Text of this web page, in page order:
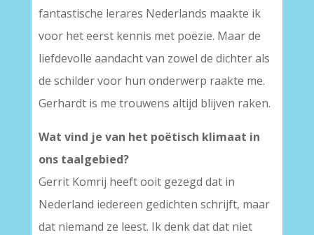
fantastische lerares Nederlands maakte ik
voor het eerst kennis met poëzie. Maar de
liefdevolle aandacht van zowel de dichter als
de schilder voor hun onderwerp raakte me.
Gerhardt is me trouwens altijd blijven raken.
Wat vind je van het poëtisch klimaat in
ons taalgebied?
Gerrit Komrij heeft ooit gezegd dat in
Nederland iedereen gedichten schrijft, maar
dat niemand ze leest. Ik denk dat dat niet